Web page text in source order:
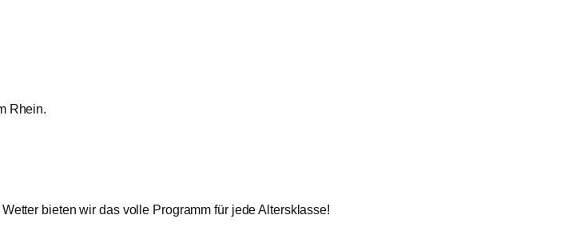
Rhein.
bieten wir das volle Programm für jede Altersklasse!